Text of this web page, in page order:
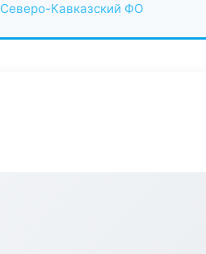
Северо-Кавказский ФО